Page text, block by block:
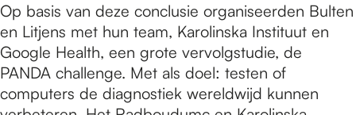
Op basis van deze conclusie organiseerden Bulten
en Litjens met hun team, Karolinska Instituut en
Google Health, een grote vervolgstudie, de
PANDA challenge. Met als doel: testen of
computers de diagnostiek wereldwijd kunnen